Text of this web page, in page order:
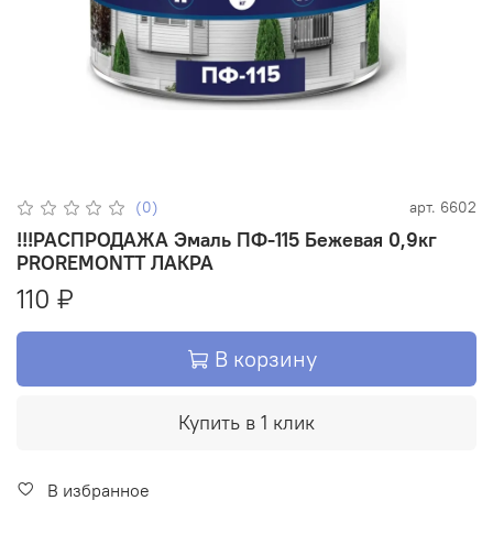
(0) арт. 6602
!!!РАСПРОДАЖА Эмаль ПФ-115 Бежевая 0,9кг
PROREMONTT ЛАКРА
110 ₽
В корзину
Купить в 1 клик
В избранное